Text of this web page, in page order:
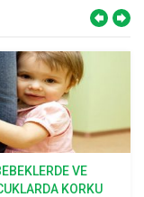
BÖCEK ISIRMALARI
VE SOKMALARI